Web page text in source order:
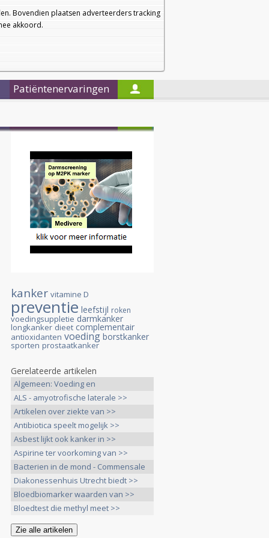
Bovendien plaatsen adverteerders tracking
akkoord.
a
a
Nieuwsbrief
Startpagina
Patiëntenervaringen
kanker vitamine D
preventie leefstijl roken
voedingsuppletie darmkanker
longkanker dieet complementair
antioxidanten voeding borstkanker
sporten prostaatkanker
Gerelateerde artikelen
Algemeen: Voeding en
voedingstoffen >>
ALS - amyotrofische laterale >>
Artikelen over ziekte van >>
Antibiotica speelt mogelijk >>
Asbest lijkt ook kanker in >>
Aspirine ter voorkoming van >>
Bacterien in de mond - Commensale
>>
Diakonessenhuis Utrecht biedt >>
Bloedbiomarker waarden van >>
Bloedtest die methyl meet >>